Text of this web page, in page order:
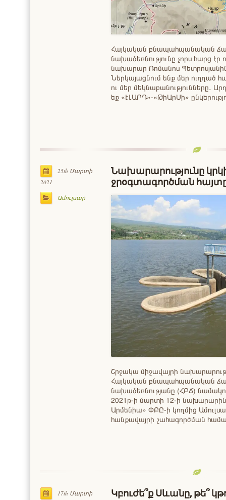
Հայկական բնապահպանական
նախաձեռնությունը չորս հարց
նախարար Ռոմանոս Պետրոսյանին
Ներկայացնում ենք մեր
ու մեր մեկնաբանությունները․
եք «ԷԼԱՐԴ»-«ԹիԱրՍի»
25th Մարտի
2021
Ամուլսար
Նախարարությունը
ջրօգտագործման
Շրջակա միջավայրի
Հայկական բնապահպանական
նախաձեռնությանը (ՀԲՃ)
2021թ-ի մարտի 12-ի
Արմենիա» ՓԲԸ-ի կողմից
հանքավայրի շահագործման
17th Մարտի
Կբուժե՞ք Սևանը, թե՞